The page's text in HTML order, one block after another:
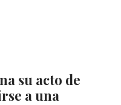
su acto de
a una